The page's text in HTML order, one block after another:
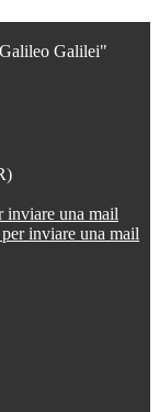
Galilei"
inviare una mail
inviare una mail